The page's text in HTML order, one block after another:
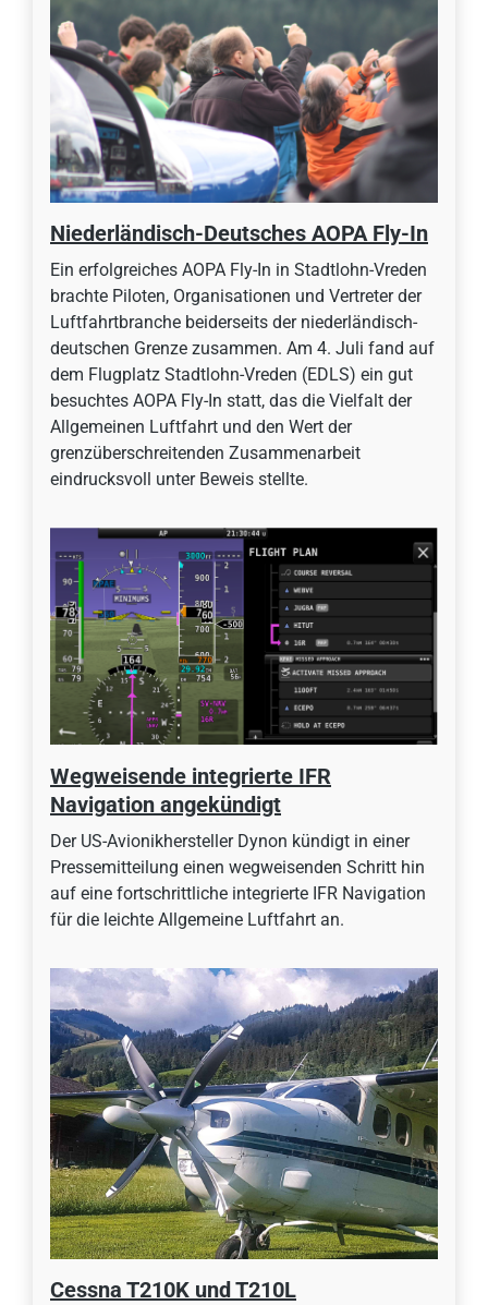
Niederländisch-Deutsches AOPA Fly-In
Ein erfolgreiches AOPA Fly-In in Stadtlohn-Vreden
brachte Piloten, Organisationen und Vertreter der
Luftfahrtbranche beiderseits der niederländisch-
deutschen Grenze zusammen. Am 4. Juli fand auf
dem Flugplatz Stadtlohn-Vreden (EDLS) ein gut
besuchtes AOPA Fly-In statt, das die Vielfalt der
Allgemeinen Luftfahrt und den Wert der
grenzüberschreitenden Zusammenarbeit
eindrucksvoll unter Beweis stellte.
Wegweisende integrierte IFR
Navigation angekündigt
Der US-Avionikhersteller Dynon kündigt in einer
Pressemitteilung einen wegweisenden Schritt hin
auf eine fortschrittliche integrierte IFR Navigation
für die leichte Allgemeine Luftfahrt an.
Cessna T210K und T210L